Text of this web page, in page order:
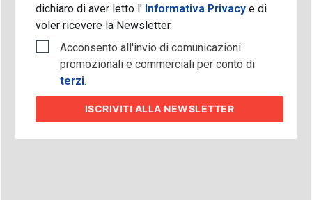
dichiaro di aver letto l'Informativa Privacy e di
voler ricevere la Newsletter.
Acconsento all'invio di comunicazioni
promozionali e commerciali per conto di
terzi.
ISCRIVITI ALLA NEWSLETTER